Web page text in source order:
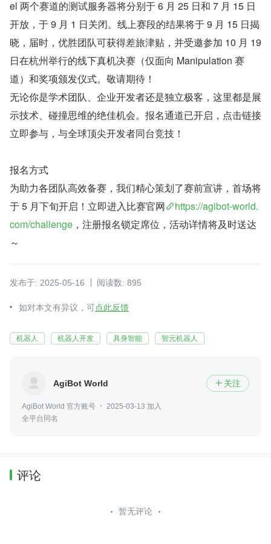
el 两个赛道的测试服务器将分别于 6 月 25 日和 7 月 15 日
开放，于 9 月 1 日关闭。线上赛段的结果将于 9 月 15 日揭
晓，届时，优胜团队可获得差旅津贴，并受邀参加 10 月 19
日在杭州举行的线下真机决赛（仅面向 Manipulation 赛
道）和奖项颁发仪式。敬请期待！
无论你是学术团队、企业开发者还是独立极客，这里都是展
示技术、碰撞思维的绝佳机会。报名通道已开启，点击链接
立即参与，与全球顶尖开发者同台竞技！
报名方式
为助力各团队高效备赛，我们精心策划了赛前宣讲，首场将
于 5 月下旬开启！立即进入比赛官网
https://agibot-world.
com/challenge ，注册报名锁定席位，活动详情将及时送达
～
发布于: 2025-05-16 阅读数: 895
如对本文有异议，可点此反馈
机器人 机器人开发 具身智能 智元机器人
AgiBot World  关注
AgiBot World 官方账号
2025-03-13 加入
全平台同名
评论
暂无评论